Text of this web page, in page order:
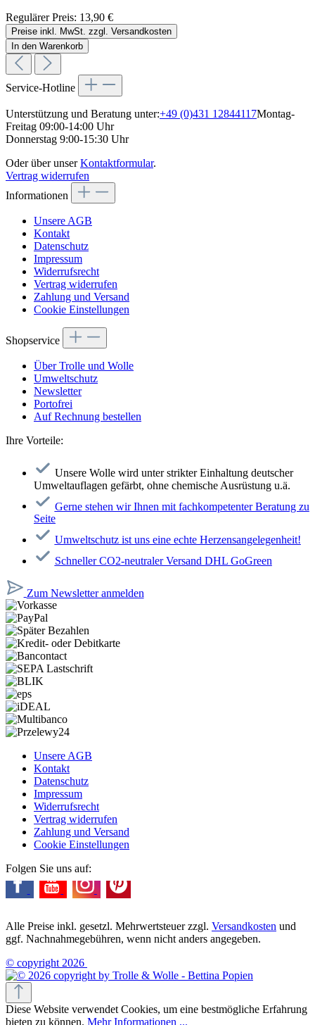
Regulärer Preis: 13,90 €
Preise inkl. MwSt. zzgl. Versandkosten
In den Warenkorb
Service-Hotline
Unterstützung und Beratung unter:+49 (0)431 12844117Montag-
Freitag 09:00-14:00 Uhr
Donnerstag 9:00-15:30 Uhr
Oder über unserKontaktformular.
Vertrag widerrufen
Informationen
Unsere AGB
Kontakt
Datenschutz
Impressum
Widerrufsrecht
Vertrag widerrufen
Zahlung und Versand
Cookie Einstellungen
Shopservice
Über Trolle und Wolle
Umweltschutz
Newsletter
Portofrei
Auf Rechnung bestellen
Ihre Vorteile:
Unsere Wolle wird unter strikter Einhaltung deutscher
Umweltauflagen gefärbt, ohne chemische Ausrüstung u.ä.
Gerne stehen wir Ihnen mit fachkompetenter Beratung zu
Seite
Umweltschutz ist uns eine echte Herzensangelegenheit!
Schneller CO2-neutraler Versand DHL GoGreen
Zum Newsletter anmelden
Unsere AGB
Kontakt
Datenschutz
Impressum
Widerrufsrecht
Vertrag widerrufen
Zahlung und Versand
Cookie Einstellungen
Folgen Sie uns auf:
Alle Preise inkl. gesetzl. Mehrwertsteuer zzgl. Versandkosten und
ggf. Nachnahmegebühren, wenn nicht anders angegeben.
© copyright 2026
Diese Website verwendet Cookies, um eine bestmögliche Erfahrung
bieten zu können. Mehr Informationen ...